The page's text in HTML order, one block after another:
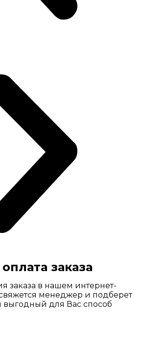
заказа
заказа в нашем интернет-
менеджер и подберет
для Вас способ